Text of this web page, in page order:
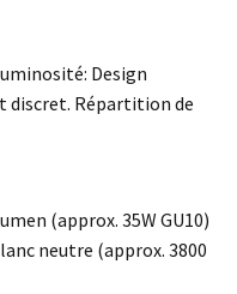
Design
discret. Répartition de
(approx. 35W GU10)
neutre (approx. 3800